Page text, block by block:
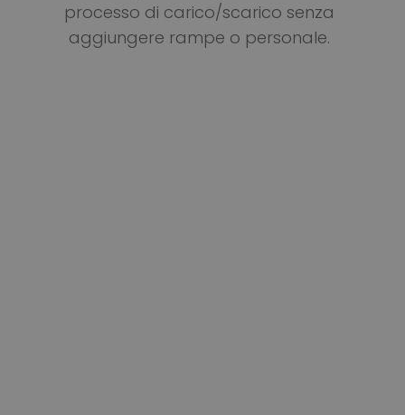
processo di carico/scarico senza
aggiungere rampe o personale.